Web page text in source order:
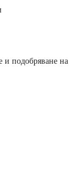
и подобряване на